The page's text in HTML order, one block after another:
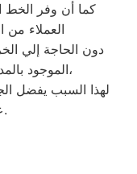
كما أن وفر الخط
العملاء
دون الحاجة إلي
الموجود بالمدينة أو المحافظة التي يقيمون فيها،
لهذا السبب يفضل
عبر الأرقام المختصرة.